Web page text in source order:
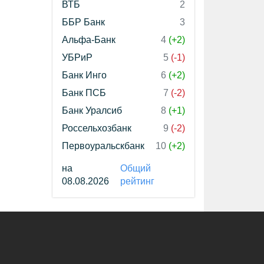
ВТБ
2
ББР Банк
3
Альфа-Банк
4 (+2)
УБРиР
5 (-1)
Банк Инго
6 (+2)
Банк ПСБ
7 (-2)
Банк Уралсиб
8 (+1)
Россельхозбанк
9 (-2)
Первоуральскбанк
10 (+2)
на
08.08.2026
Общий
рейтинг